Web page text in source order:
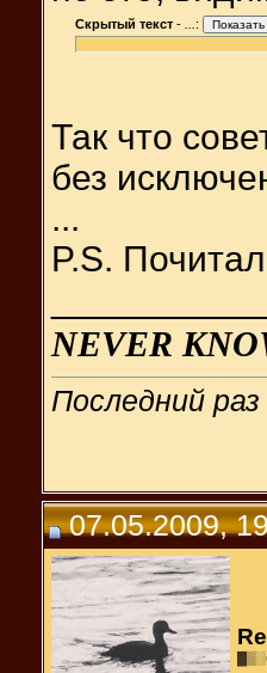
Скрытый текст - :
Так что
без
...
P.S.
NEVER
Последний
07.05.2009,